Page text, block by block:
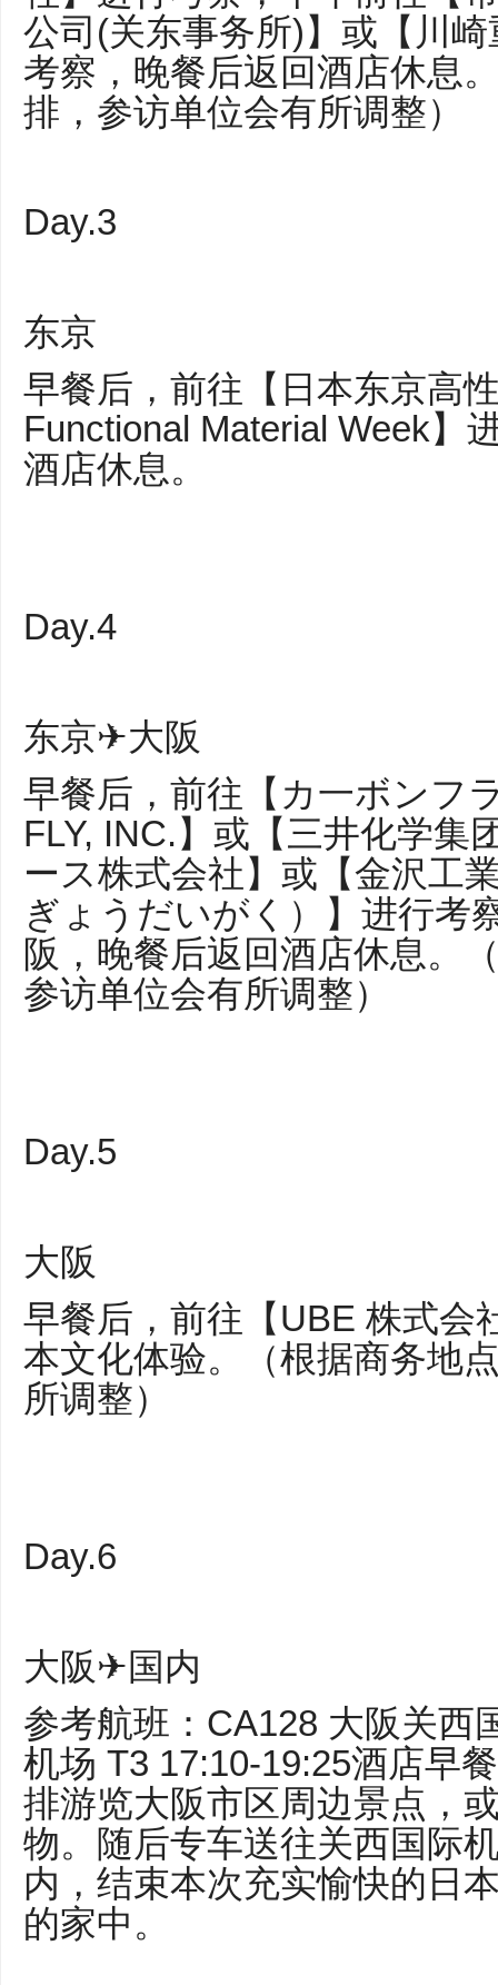
公司(关东事务所)】或【川
考察，晚餐后返回酒店休息
排，参访单位会有所调整）
Day.3
东京
早餐后，前往【日本东京高
Functional Material Week】
酒店休息。
Day.4
东京✈大阪
早餐后，前往【カ一ボンフ
FLY, INC.】或【三井化学集
ース株式会社】或【金沢工
ぎょうだいがく）】进行考
阪，晚餐后返回酒店休息。
参访单位会有所调整）
Day.5
大阪
早餐后，前往【UBE 株式会
本文化体验。（根据商务地
所调整）
Day.6
大阪✈国内
参考航班：CA128 大阪关西
机场 T3 17:10-19:25酒店早
排游览大阪市区周边景点，
物。随后专车送往关西国际
内，结束本次充实愉快的日
的家中。